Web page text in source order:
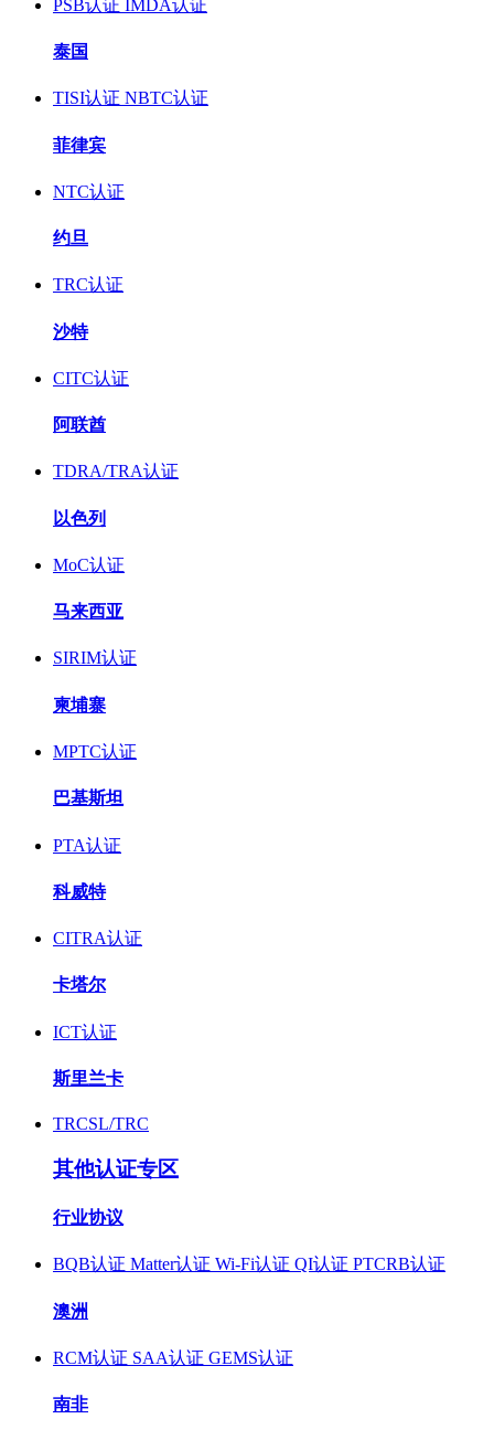
PSB认证 IMDA认证
泰国
TISI认证 NBTC认证
菲律宾
NTC认证
约旦
TRC认证
沙特
CITC认证
阿联酋
TDRA/TRA认证
以色列
MoC认证
马来西亚
SIRIM认证
柬埔寨
MPTC认证
巴基斯坦
PTA认证
科威特
CITRA认证
卡塔尔
ICT认证
斯里兰卡
TRCSL/TRC
其他认证专区
行业协议
BQB认证 Matter认证 Wi-Fi认证 QI认证 PTCRB认证
澳洲
RCM认证 SAA认证 GEMS认证
南非